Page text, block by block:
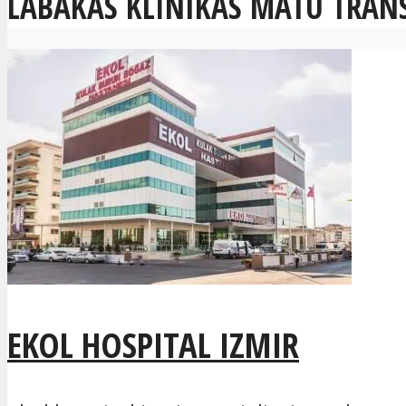
EKOL HOSPITAL IZMIR